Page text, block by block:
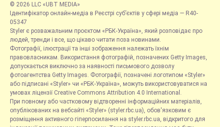
© 2026 LLC «UBT MEDIA»
Ідентифікатор онлайн-медіа в Реєстрі суб’єктів у сфері медіа — R40-
05347
Styler є розважальним проєктом «РБК-Україна», який розповідає про
людей, тренди і все, що цікаво читати поза новинами.
Фотографії, ілюстрації та інші зображення належать їхнім
правовласникам. Використання фотографій, позначених Getty Images,
допускається виключно за наявності письмового дозволу
фотоагентства Getty Images. Фотографії, позначені логотипом «Styler»
або підписані «Styler» чи «РБК-Україна», можуть використовуватися на
умовах ліцензії Creative Commons Attribution 4.0 International.
При повному або частковому відтворенні інформаційних матеріалів,
опублікованих на вебсайті «Styler» (styler.rbc.ua), обов'язковим є
розміщення активного гіперпосилання на styler.rbc.ua, відкритого для